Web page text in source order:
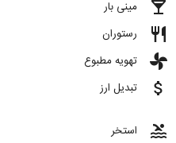
local_bar مینی بار
restaurant رستوران
toys تهویه مطبوع
attach_money تبدیل ارز
pool استخر